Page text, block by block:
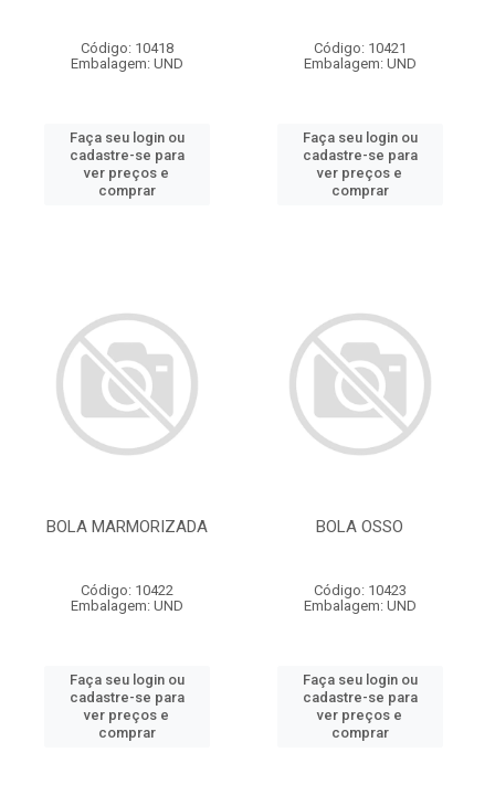
Código: 10418
Embalagem: UND
Faça seu login ou
cadastre-se para
ver preços e
comprar
Código: 10421
Embalagem: UND
Faça seu login ou
cadastre-se para
ver preços e
comprar
BOLA MARMORIZADA
Código: 10422
Embalagem: UND
Faça seu login ou
cadastre-se para
ver preços e
comprar
BOLA OSSO
Código: 10423
Embalagem: UND
Faça seu login ou
cadastre-se para
ver preços e
comprar